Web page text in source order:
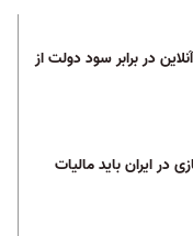
در برابر سود دولت از
ایران باید مالیات